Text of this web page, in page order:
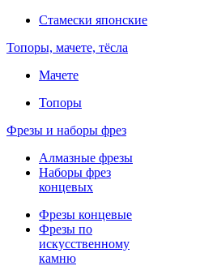
Стамески японские
Топоры, мачете, тёсла
Мачете
Топоры
Фрезы и наборы фрез
Алмазные фрезы
Наборы фрез
концевых
Фрезы концевые
Фрезы по
искусственному
камню